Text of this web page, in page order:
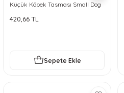
Küçük Köpek Tasması Small Dog
420,66 TL
Sepete Ekle